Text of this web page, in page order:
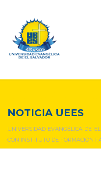
NOTICIA UEES
UNIVERSIDAD EVANGÉLICA DE
CON INSTITUTO DE FORMACIÓN